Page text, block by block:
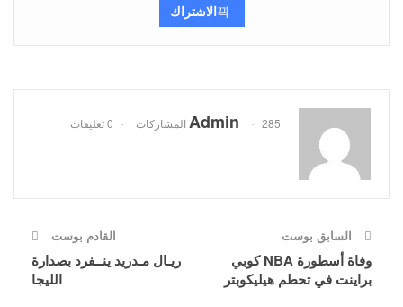
الاشتراك
Admin 285 المشاركات 0 تعليقات
السابق بوست
وفاة أسطورة NBA كوبي
براينت في تحطم هيليكوبتر
القادم بوست
ريـال مـدريد ينــفرد بصدارة
الليجا